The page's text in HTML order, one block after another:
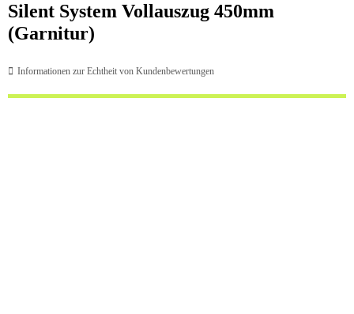
Silent System Vollauszug 450mm
(Garnitur)
Informationen zur Echtheit von Kundenbewertungen